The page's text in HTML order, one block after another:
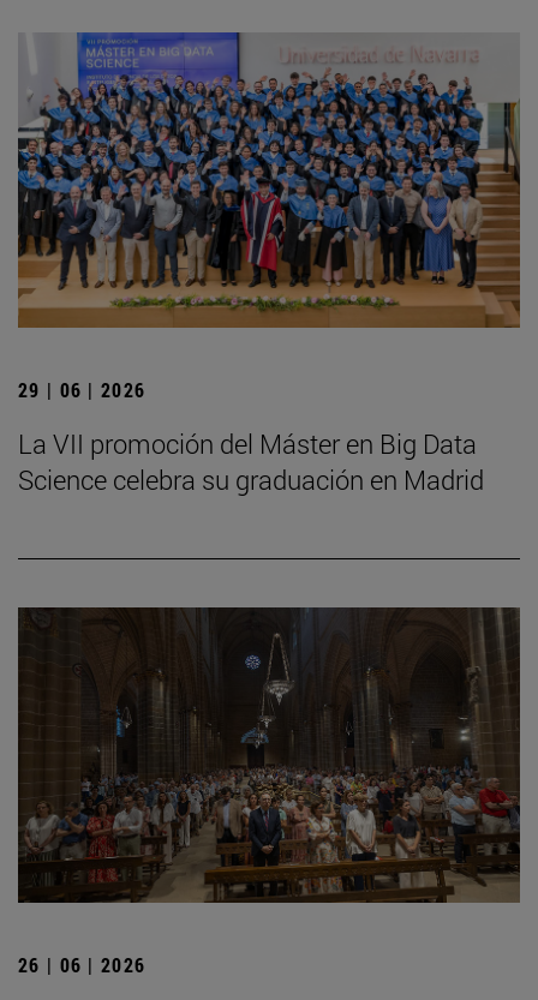
29 | 06 | 2026
La VII promoción del Máster en Big Data
Science celebra su graduación en Madrid
26 | 06 | 2026